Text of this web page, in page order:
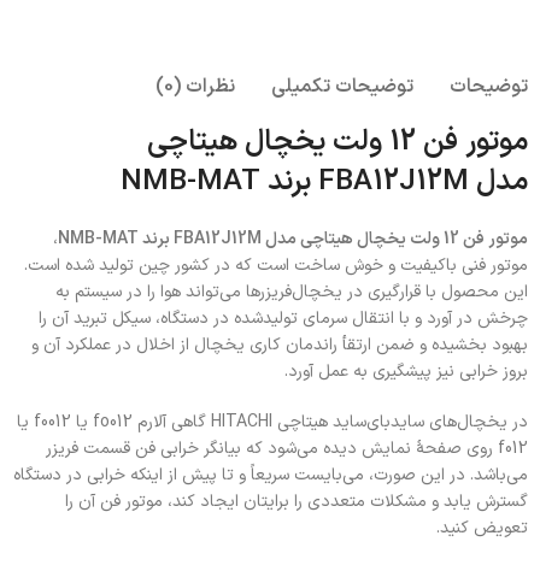
توضیحات توضیحات تکمیلی نظرات (0)
موتور فن 12 ولت یخچال هیتاچی
مدل FBA12J12M برند NMB-MAT
موتور فن 12 ولت یخچال هیتاچی مدل FBA12J12M برندNMB-MAT،
موتور فنی باکیفیت و خوش ساخت است که در کشور چین تولید شده است.
این محصول با قرارگیری در یخچال‌فریزرها می‌تواند هوا را در سیستم به
چرخش در آورد و با انتقال سرمای تولیدشده در دستگاه، سیکل تبرید آن را
بهبود بخشیده و ضمن ارتقأ راندمان کاری یخچال از اخلال در عملکرد آن و
بروز خرابی نیز پیشگیری به عمل آورد.
در یخچال‌های سایدبای‌ساید هیتاچی HITACHI گاهی آلارم fo012 یا f0012 یا
f012 روی صفحۀ نمایش دیده می‌شود که بیانگر خرابی فن قسمت فریزر
می‌باشد. در این صورت، می‌بایست سریعاً و تا پیش از اینکه خرابی در دستگاه
گسترش یابد و مشکلات متعددی را برایتان ایجاد کند، موتور فن آن را
تعویض کنید.